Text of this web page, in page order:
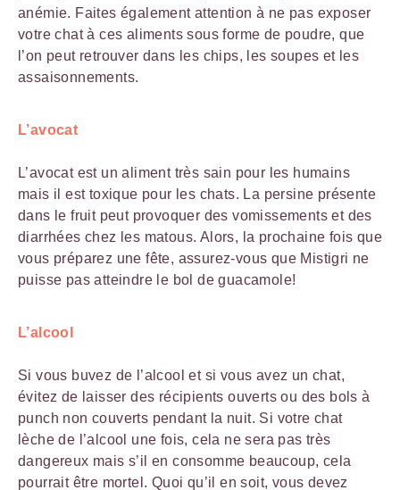
anémie. Faites également attention à ne pas exposer
votre chat à ces aliments sous forme de poudre, que
l’on peut retrouver dans les chips, les soupes et les
assaisonnements.
L’avocat
L’avocat est un aliment très sain pour les humains
mais il est toxique pour les chats. La persine présente
dans le fruit peut provoquer des vomissements et des
diarrhées chez les matous. Alors, la prochaine fois que
vous préparez une fête, assurez-vous que Mistigri ne
puisse pas atteindre le bol de guacamole!
L’alcool
Si vous buvez de l’alcool et si vous avez un chat,
évitez de laisser des récipients ouverts ou des bols à
punch non couverts pendant la nuit. Si votre chat
lèche de l’alcool une fois, cela ne sera pas très
dangereux mais s’il en consomme beaucoup, cela
pourrait être mortel. Quoi qu’il en soit, vous devez